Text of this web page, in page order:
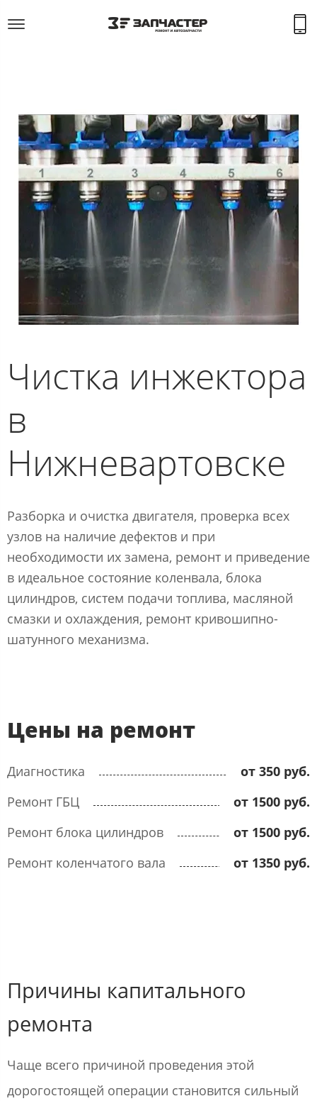
Чистка инжектора
в
Нижневартовске
Разборка и очистка двигателя, проверка всех
узлов на наличие дефектов и при
необходимости их замена, ремонт и приведение
в идеальное состояние коленвала, блока
цилиндров, систем подачи топлива, масляной
смазки и охлаждения, ремонт кривошипно-
шатунного механизма.
Цены на ремонт
Диагностика
от 350 руб.
Ремонт ГБЦ
от 1500 руб.
Ремонт блока цилиндров
от 1500 руб.
Ремонт коленчатого вала
от 1350 руб.
Причины капитального
ремонта
Чаще всего причиной проведения этой
дорогостоящей операции становится сильный